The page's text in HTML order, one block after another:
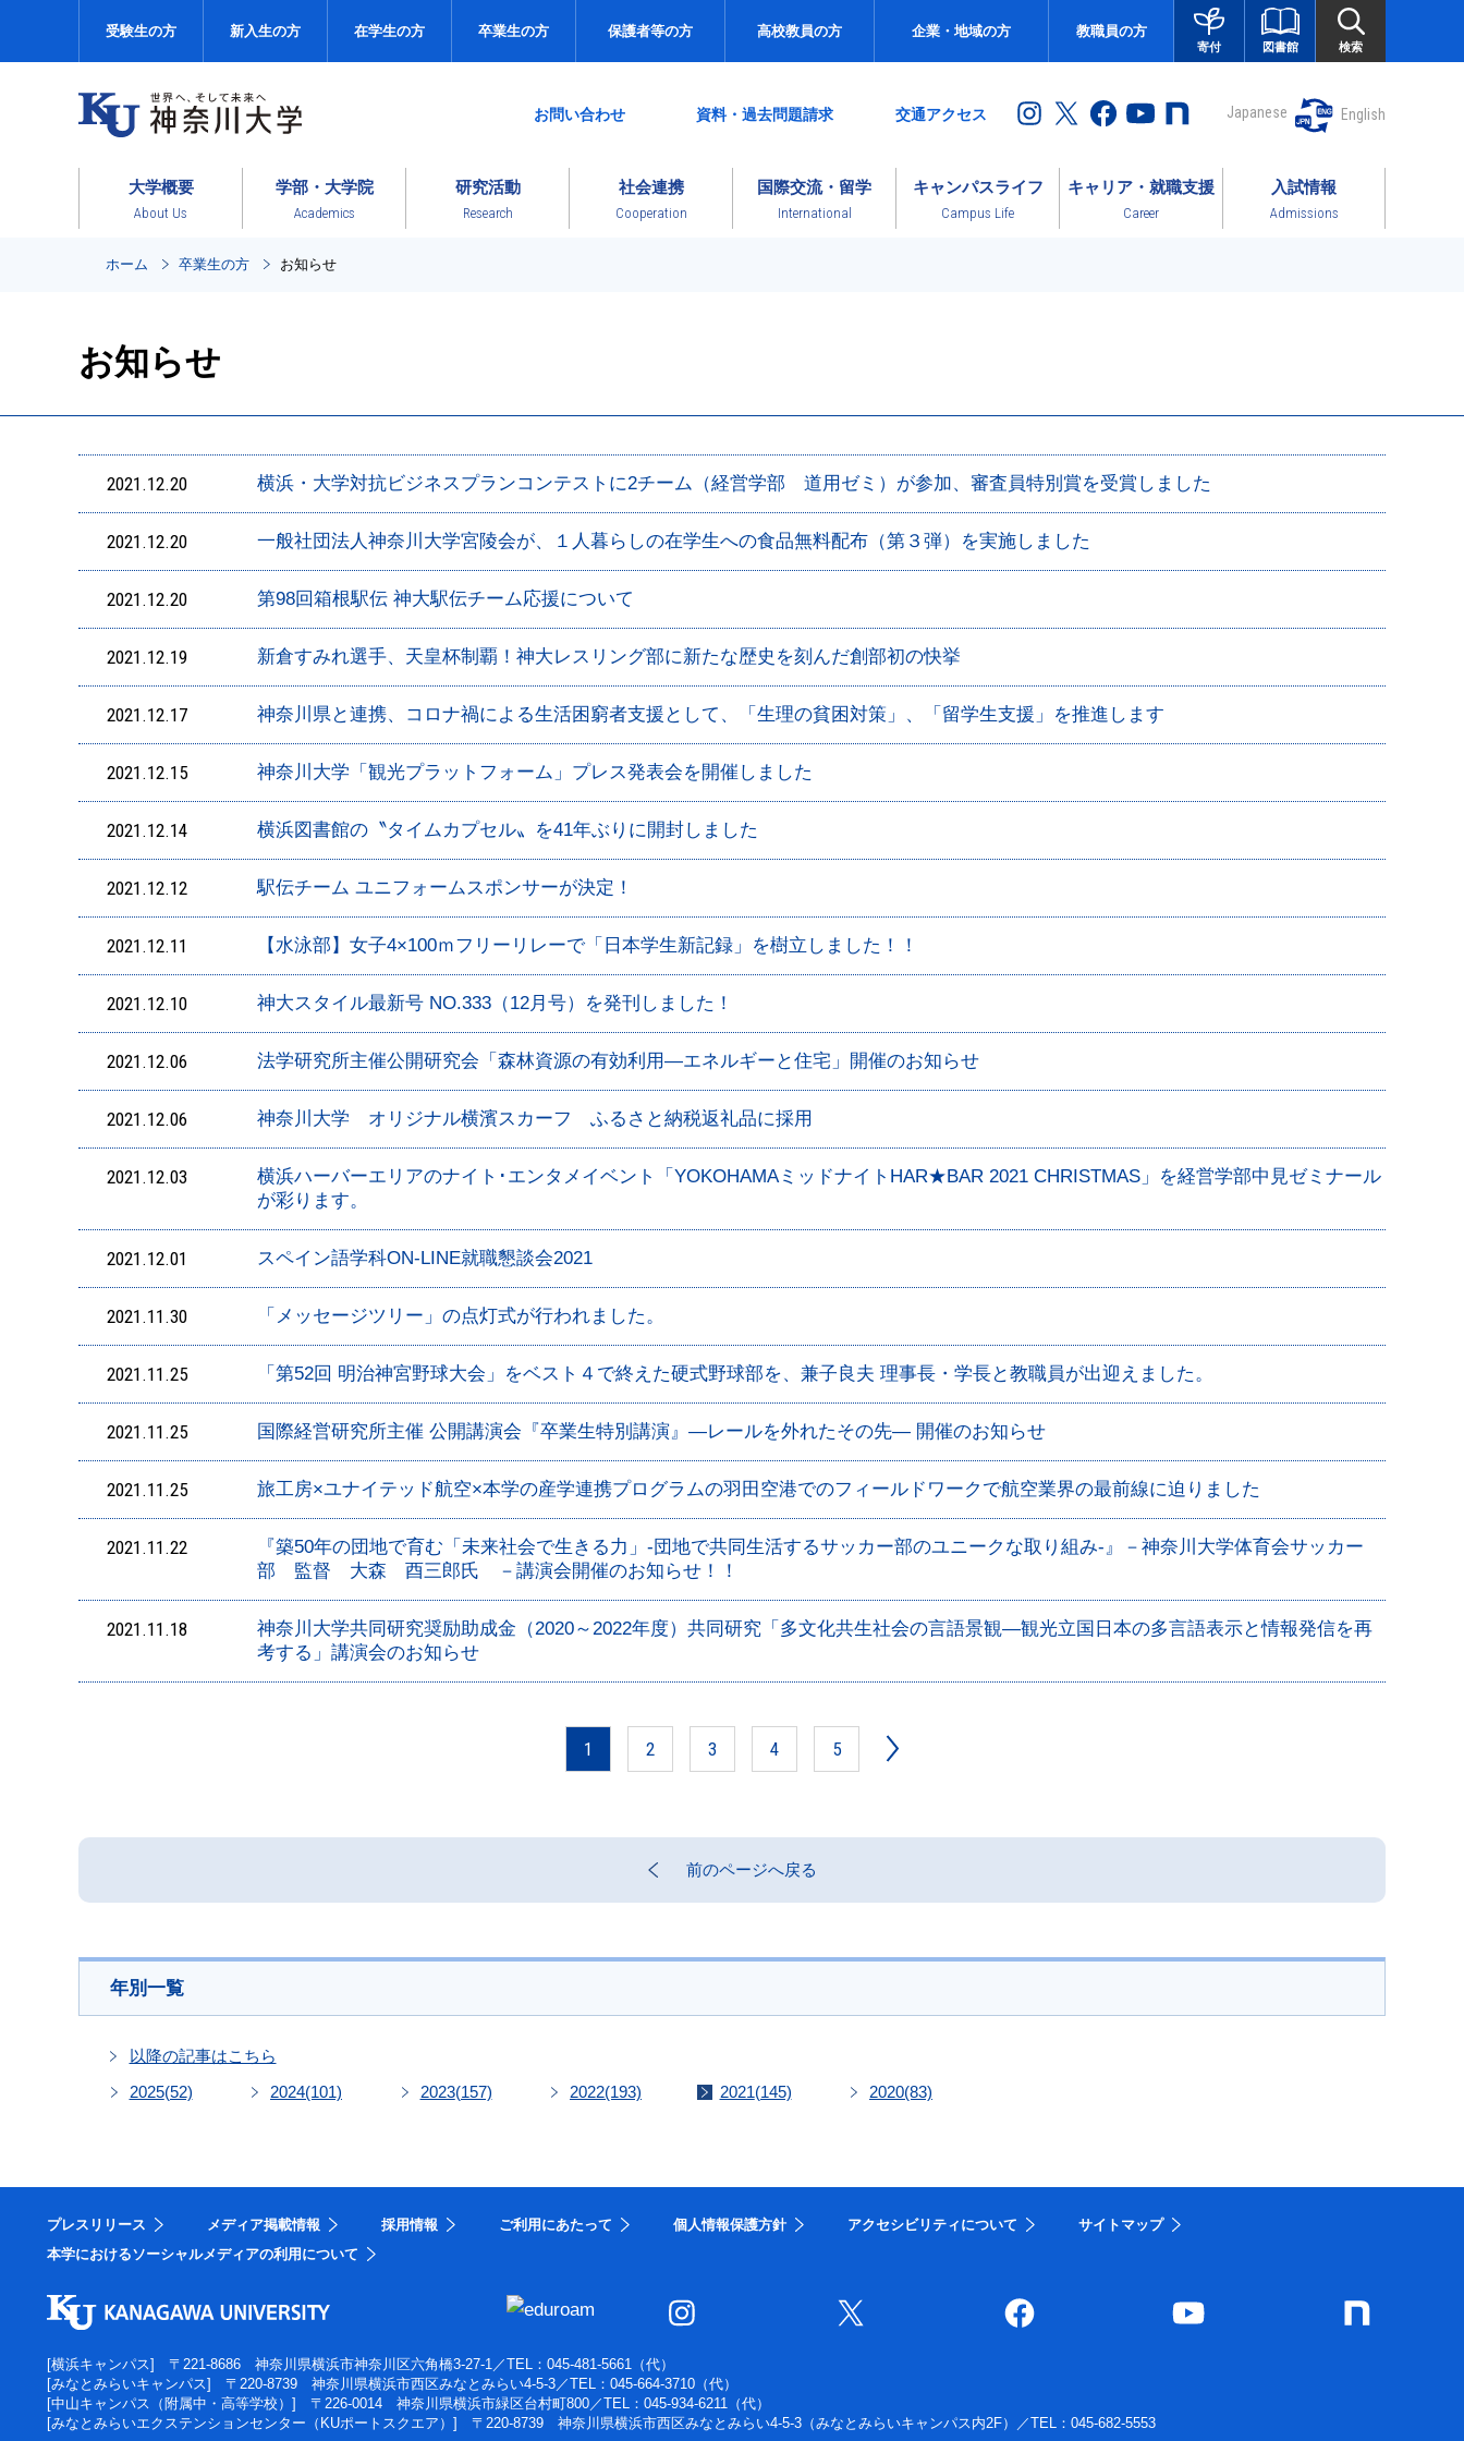
受験生の方 新入生の方 在学生の方 卒業生の方 保護者等の方 高校教員の方 企業・地域の方 教職員の方
寄付 図書館 検索
お問い合わせ 資料・過去問題請求 交通アクセス Japanese English
大学概要
About Us
学部・大学院
Academics
研究活動
Research
社会連携
Cooperation
国際交流・留学
International
キャンパスライフ
Campus Life
キャリア・就職支援
Career
入試情報
Admissions
ホーム 卒業生の方 お知らせ
お知らせ
2021.12.20 横浜・大学対抗ビジネスプランコンテストに2チーム（経営学部 道用ゼミ）が参加、審査員特別賞を受賞しました
2021.12.20 一般社団法人神奈川大学宮陵会が、１人暮らしの在学生への食品無料配布（第３弾）を実施しました
2021.12.20 第98回箱根駅伝 神大駅伝チーム応援について
2021.12.19 新倉すみれ選手、天皇杯制覇！神大レスリング部に新たな歴史を刻んだ創部初の快挙
2021.12.17 神奈川県と連携、コロナ禍による生活困窮者支援として、「生理の貧困対策」、「留学生支援」を推進します
2021.12.15 神奈川大学「観光プラットフォーム」プレス発表会を開催しました
2021.12.14 横浜図書館の〝タイムカプセル〟を41年ぶりに開封しました
2021.12.12 駅伝チーム ユニフォームスポンサーが決定！
2021.12.11 【水泳部】女子4×100ｍフリーリレーで「日本学生新記録」を樹立しました！！
2021.12.10 神大スタイル最新号 NO.333（12月号）を発刊しました！
2021.12.06 法学研究所主催公開研究会「森林資源の有効利用―エネルギーと住宅」開催のお知らせ
2021.12.06 神奈川大学 オリジナル横濱スカーフ ふるさと納税返礼品に採用
2021.12.03
横浜ハーバーエリアのナイト･エンタメイベント「YOKOHAMAミッドナイトHAR★BAR 2021 CHRISTMAS」を経営学部中見ゼミナール
が彩ります。
2021.12.01 スペイン語学科ON-LINE就職懇談会2021
2021.11.30 「メッセージツリー」の点灯式が行われました。
2021.11.25 「第52回 明治神宮野球大会」をベスト４で終えた硬式野球部を、兼子良夫 理事長・学長と教職員が出迎えました。
2021.11.25 国際経営研究所主催 公開講演会『卒業生特別講演』―レールを外れたその先― 開催のお知らせ
2021.11.25 旅工房×ユナイテッド航空×本学の産学連携プログラムの羽田空港でのフィールドワークで航空業界の最前線に迫りました
2021.11.22
『築50年の団地で育む「未来社会で生きる力」-団地で共同生活するサッカー部のユニークな取り組み-』－神奈川大学体育会サッカー
部 監督 大森 酉三郎氏 －講演会開催のお知らせ！！
2021.11.18
神奈川大学共同研究奨励助成金（2020～2022年度）共同研究「多文化共生社会の言語景観―観光立国日本の多言語表示と情報発信を再
考する」講演会のお知らせ
1 2 3 4 5
前のページへ戻る
年別一覧
以降の記事はこちら
2025(52) 2024(101) 2023(157) 2022(193) 2021(145) 2020(83)
プレスリリース メディア掲載情報 採用情報 ご利用にあたって 個人情報保護方針 アクセシビリティについて
サイトマップ
本学におけるソーシャルメディアの利用について
[横浜キャンパス] 〒221-8686 神奈川県横浜市神奈川区六角橋3-27-1 ／TEL：045-481-5661（代）
[みなとみらいキャンパス] 〒220-8739 神奈川県横浜市西区みなとみらい4-5-3 ／TEL：045-664-3710（代）
[中山キャンパス（附属中・高等学校）] 〒226-0014 神奈川県横浜市緑区台村町800 ／TEL：045-934-6211（代）
[みなとみらいエクステンションセンター（KUポートスクエア）] 〒220-8739 神奈川県横浜市西区みなとみらい4-5-3（みなとみらいキャンパス内2F） ／TEL：045-682-5553